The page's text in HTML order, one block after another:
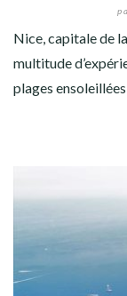
Nice, capitale de
multitude
plages